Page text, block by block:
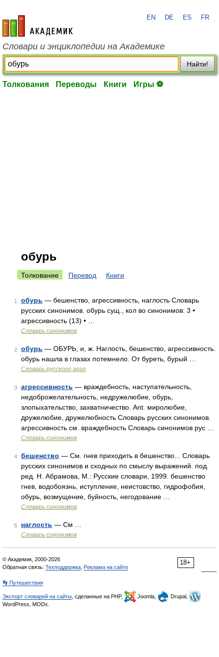
academic.ru
EN DE ES FR
Словари и энциклопедии на Академике
Найти!
Толкования Переводы Книги Игры ⚽
обурь
Толкование Перевод Книги
1 обурь — бешенство, агрессивность, наглость Словарь
русских синонимов. обурь сущ., кол во синонимов: 3 •
агрессивность (13) • …
Словарь синонимов
2 обурь — ОБУРЬ, и, ж. Наглость, бешенство, агрессивность.
обурь нашла в глазах потемнело. От буреть, бурый …
Словарь русского арго
3 агрессивность — враждебность, наступательность,
недоброжелательность, недружелюбие, обурь,
злопыхательство, захватничество. Ant. миролюбие,
дружелюбие, дружелюбность Словарь русских синонимов.
агрессивность см. враждебность Словарь синонимов рус …
Словарь синонимов
4 бешенство — См. гнев приходить в бешенство... Словарь
русских синонимов и сходных по смыслу выражений. под.
ред. Н. Абрамова, М.: Русские словари, 1999. бешенство
гнев, водобоязнь, иступление, неистовство, гидрофобия,
обурь, возмущение, буйность, негодование …
Словарь синонимов
5 наглость — См …
Словарь синонимов
18+
© Академик, 2000-2026
Обратная связь: Техподдержка Реклама на сайте
👣 Путешествия
Экспорт словарей на сайты , сделанные на PHP, Joomla,
Drupal,
WordPress, MODx.